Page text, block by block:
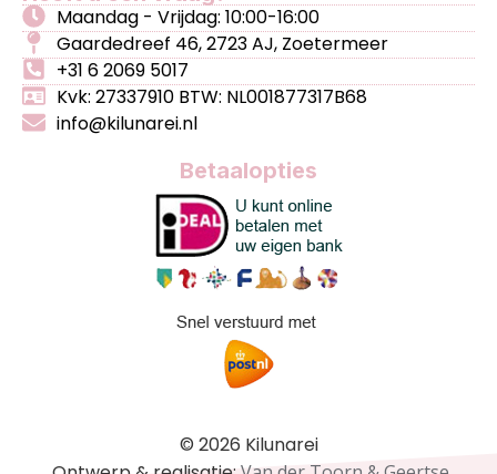
Maandag - Vrijdag: 10:00-16:00
Gaardedreef 46, 2723 AJ, Zoetermeer
+31 6 2069 5017
Kvk: 27337910 BTW: NL001877317B68
info@kilunarei.nl
Betaalopties
© 2026 Kilunarei